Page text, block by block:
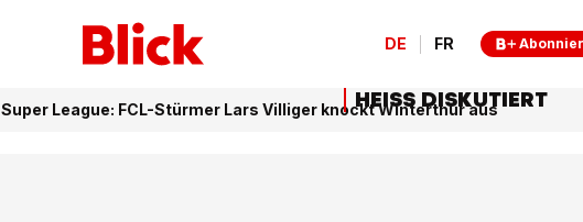
DE FR
Super League: FCL-Stürmer Lars Villiger knockt Winterthur aus
HEISS DISKUTIERT